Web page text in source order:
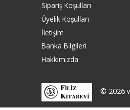
Sipariş Koşulları
Üyelik Koşulları
İletişim
Banka Bilgileri
Hakkımızda
© 2026